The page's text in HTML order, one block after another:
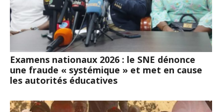
Examens nationaux 2026 : le SNE dénonce
une fraude « systémique » et met en cause
les autorités éducatives